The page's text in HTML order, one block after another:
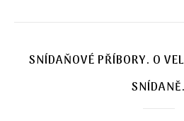
SNÍDAŇOVÉ PŘÍBORY. O
SNÍDANĚ.